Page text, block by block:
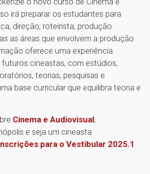
irá preparar os estudantes para
direção, roteirista, produção
as áreas que envolvem a produção
oferece uma experiência
cineastas, com estúdios,
teorias, pesquisas e
base curricular que equilibra teoria e
Cinema e Audiovisual,
e seja um cineasta
para o Vestibular 2025.1